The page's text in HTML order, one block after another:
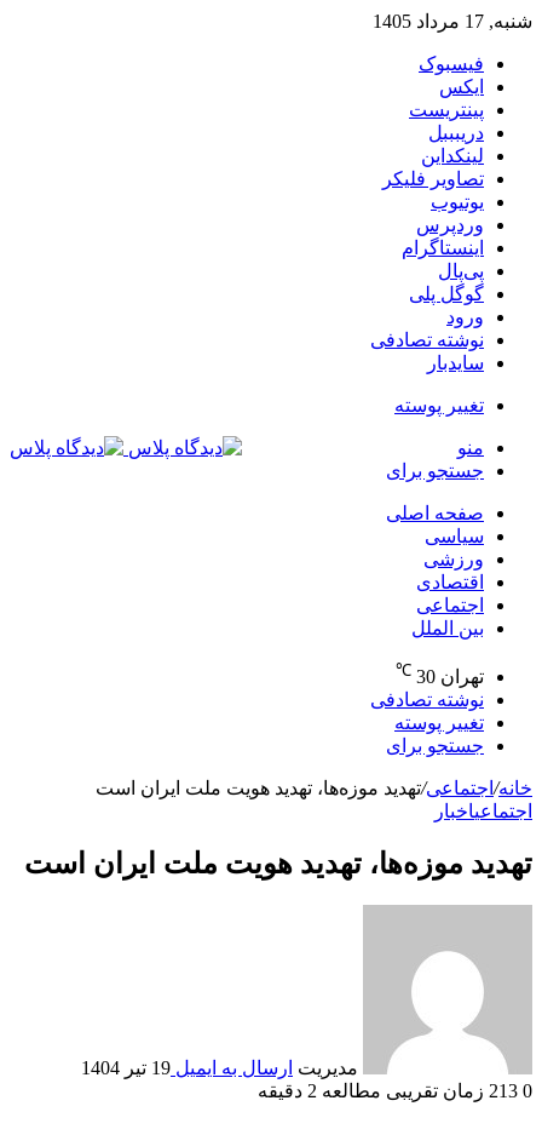
شنبه, 17 مرداد 1405
فیسبوک
ایکس
پینتریست
دریبببل
لینکداین
تصاویر فلیکر
یوتیوب
وردپرس
اینستاگرام
پی‌پال
گوگل پلی
ورود
نوشته تصادفی
سایدبار
تغییر پوسته
منو
جستجو برای
صفحه اصلی
سیاسی
ورزشی
اقتصادی
اجتماعی
بین الملل
تهران 30
℃
نوشته تصادفی
تغییر پوسته
جستجو برای
خانه/ اجتماعی/تهدید موزه‌ها، تهدید هویت ملت ایران است
اجتماعیاخبار
تهدید موزه‌ها، تهدید هویت ملت ایران است
مدیریت ارسال به ایمیل 19 تیر 1404
0
زمان تقریبی مطالعه 2 دقیقه